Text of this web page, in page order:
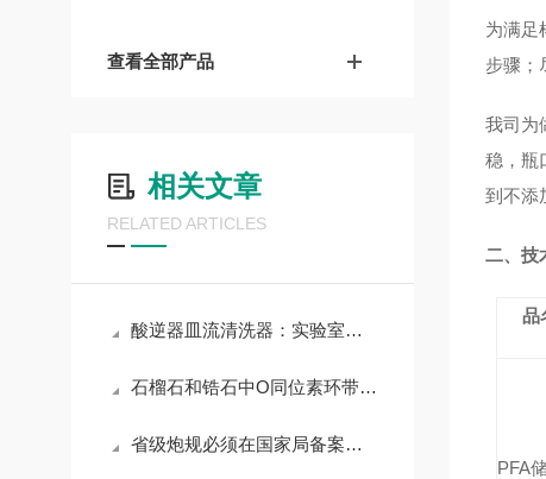
查看全部产品
相关文章
RELATED ARTICLES
酸逆器皿流清洗器：实验室玻璃器皿洁净的高效保障
石榴石和锆石中O同位素环带——对俯冲带变质流体的记录
省级炮规必须在国家局备案！国家药监局发布省级中药饮片炮制规范备案要求通
为满足
步骤；
我司为
稳，瓶
到不添
二、技
品
PFA